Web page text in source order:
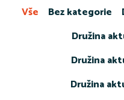
Bez kategorie
Družina
Družina
Družina
Vše